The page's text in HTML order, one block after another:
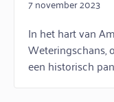
7 november 2023
In het hart van
Weteringschans,
een historisch